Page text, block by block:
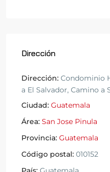
Dirección
Dirección: Condominio
a El Salvador, Camino a
Ciudad: Guatemala
Área: San Jose Pinula
Provincia: Guatemala
Código postal: 010152